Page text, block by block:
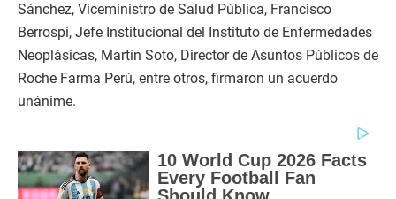
Sánchez, Viceministro de Salud Pública, Francisco
Berrospi, Jefe Institucional del Instituto de Enfermedades
Neoplásicas, Martín Soto, Director de Asuntos Públicos de
Roche Farma Perú, entre otros, firmaron un acuerdo
unánime.